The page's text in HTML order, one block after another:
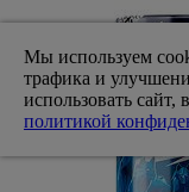
Мы используем
трафика и
использовать сайт,
политикой